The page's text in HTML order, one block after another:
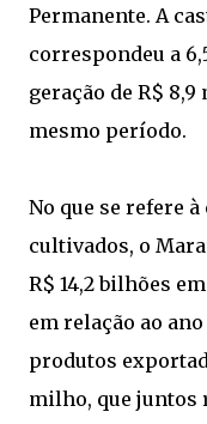
Permanente. A
correspondeu a
geração de R$
mesmo período.
No que se refere
cultivados, o
R$ 14,2 bilhões
em relação ao
produtos
milho, que juntos